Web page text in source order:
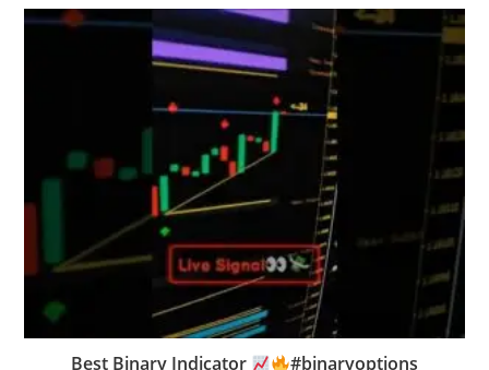
Best Binary Indicator
#binaryoptions